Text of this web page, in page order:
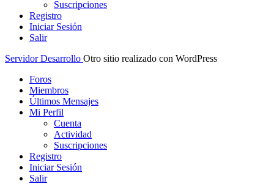
Suscripciones
Registro
Iniciar Sesión
Salir
Servidor Desarrollo Otro sitio realizado con WordPress
Foros
Miembros
Últimos Mensajes
Mi Perfil
Cuenta
Actividad
Suscripciones
Registro
Iniciar Sesión
Salir